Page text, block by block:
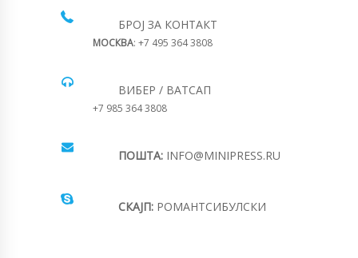
БРОЈ ЗА КОНТАКТ
МОСКВА: +7 495 364 3808
ВИБЕР / ВАТСАП
+7 985 364 3808
ПОШТА: INFO@MINIPRESS.RU
СКАЈП: РОМАНТСИБУЛСКИ